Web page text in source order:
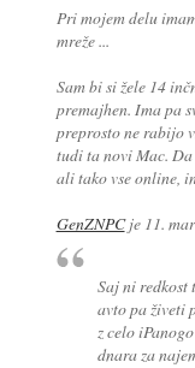
Pri mojem delu
mreže ...
Sam bi si žele 14
premajhen. Ima pa
preprosto ne rabijo
tudi ta novi Mac.
ali tako vse online,
GenZNPCje 11.
Saj ni
avto pa živeti
z celo
dnara za